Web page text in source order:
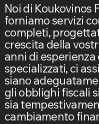
Noi di Koukovinos
forniamo servizi
completi,
crescita della
anni di
specializzati, ci
siano
gli obblighi fiscali
sia
cambiamento